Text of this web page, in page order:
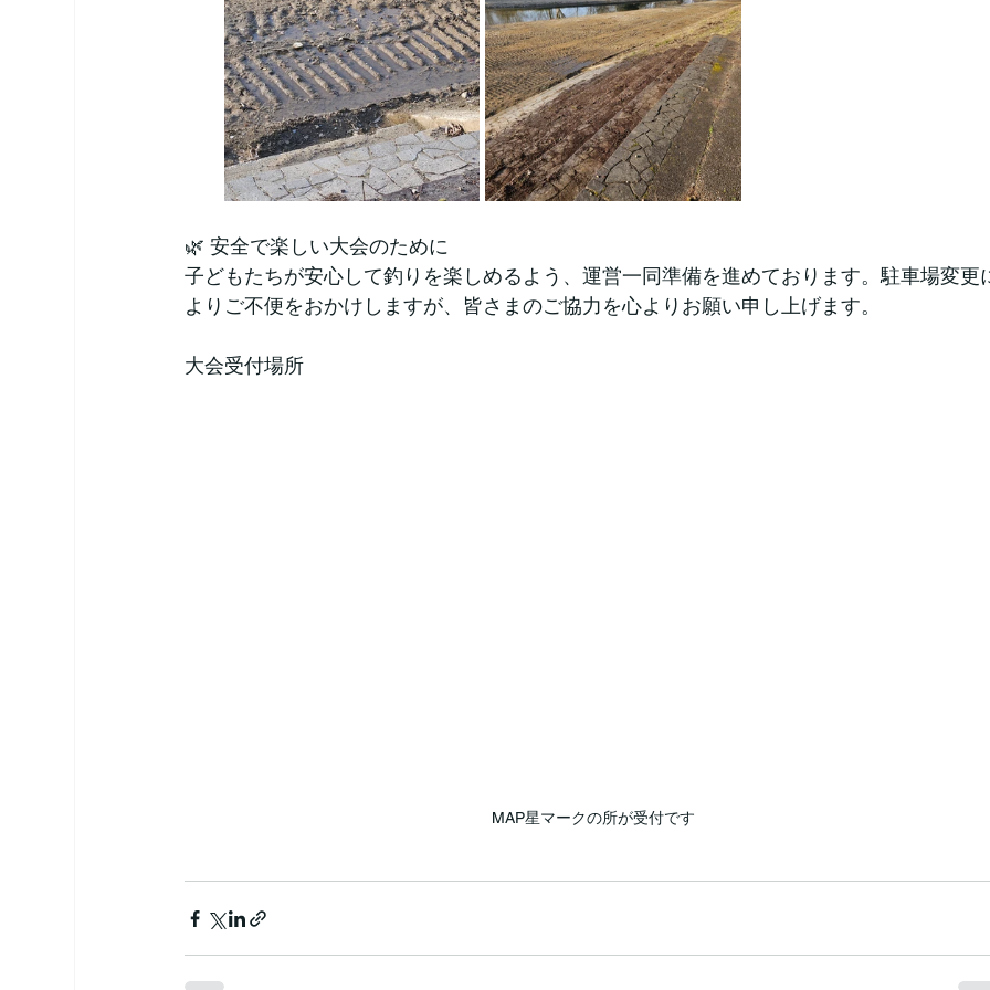
🌿 安全で楽しい大会のために
子どもたちが安心して釣りを楽しめるよう、運営一同準備を進めております。駐車場変更
よりご不便をおかけしますが、皆さまのご協力を心よりお願い申し上げます。
大会受付場所
MAP星マークの所が受付です